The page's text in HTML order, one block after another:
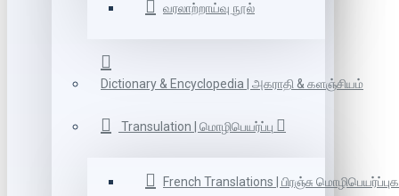
வரலாற்றாய்வு நூல்
Dictionary & Encyclopedia | அகராதி & களஞ்சியம்
Transulation | மொழிபெயர்ப்பு
French Translations | பிரஞ்சு